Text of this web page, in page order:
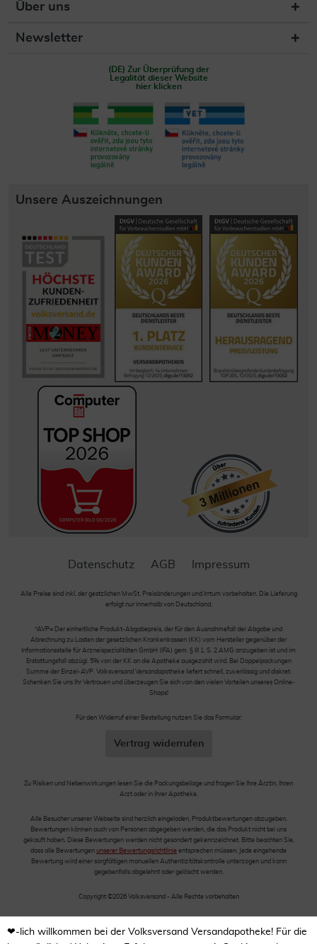
Über uns
Newsletter
(DE) Zur Überprüfung der
Legalität dieser Website
hier klicken
Unsere Auszeichnungen
Datenschutz AGB Impressum
Alle Preise sind inkl. der gestzlichen MwSt. Preisänderungen und Irrtum vorbehalten. Die Lieferung
erfolgt nur innerhalb von Deutschland.
*AVP= Der einheitliche Produkt-Abgabepreis, der für den Ausnahmefall der Abgabe und
Abrechnung zu Lasten der gesetzlichen Krankenkassen (KK) vom Hersteller gegenüber der
Informationsstelle für Arzneispezialitäten GmbH (IFA) gem. § III 1, S. 2 AMG anzugeben ist und im
Erstattungsfall abzügl. 5% von der KK an die Apotheke ausgezahlt wird. Bei Doppelpackungen
Summe der Einzel-AVP. Volksversand Versandapotheke liefert schnell, zuverlässig und diskret.
Schenken Sie uns Ihr Vertrauen und überzeugen Sie sich von den vielen Vorteilen unseres Online-
Shops!
Für den Widerruf einer Bestellung nutzen Sie das Formular:
Vertrag widerrufen
Zu Risiken und Nebenwirkungen lesen Sie die Packungsbeilage und fragen Sie Ihre Ärztin, Ihren
Arzt oder in Ihrer Apotheke.
Alle Besucher unserer Webseite sind herzlich eingeladen, Produktbewertungen abzugeben.
Bewertungen können auch von Personen abgegeben werden, die das Produkt nicht bei uns
gekauft haben. Diese Bewertungen werden nicht gesondert gekennzeichnet. Bitte beachten Sie,
dass alle Bewertungen unserer Bewertungsrichtlinie entsprechen müssen. Jede eingehende
Bewertung wird einer sorgfältigen manuellen Authentizitätskontrolle unterzogen und kann
gegebenfalls abgelehnt oder gelöscht werden.
Copyright ©2026 Volksversand - Alle Rechte vorbehalten
❤-lich willkommen bei der Volksversand Versandapotheke! Für die